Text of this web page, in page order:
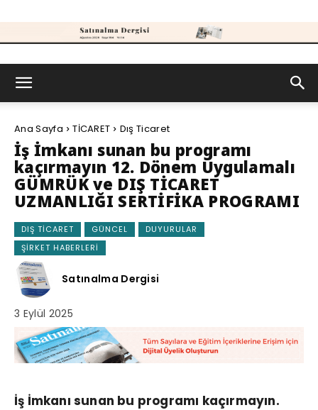
Ana Sayfa TİCARET Dış Ticaret
İş İmkanı sunan bu programı
kaçırmayın 12. Dönem Uygulamalı
GÜMRÜK ve DIŞ TİCARET
UZMANLIĞI SERTİFİKA PROGRAMI
DIŞ TICARET GÜNCEL
DUYURULAR
ŞIRKET HABERLERI
Satınalma Dergisi
3 Eylül 2025
İş İmkanı sunan bu programı kaçırmayın.